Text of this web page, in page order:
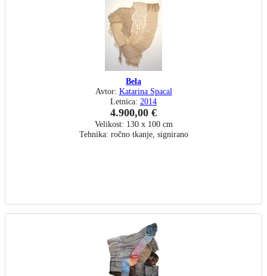
Bela
Avtor: Katarina Spacal
Letnica: 2014
4.900,00 €
Velikost: 130 x 100 cm
Tehnika: ročno tkanje, signirano